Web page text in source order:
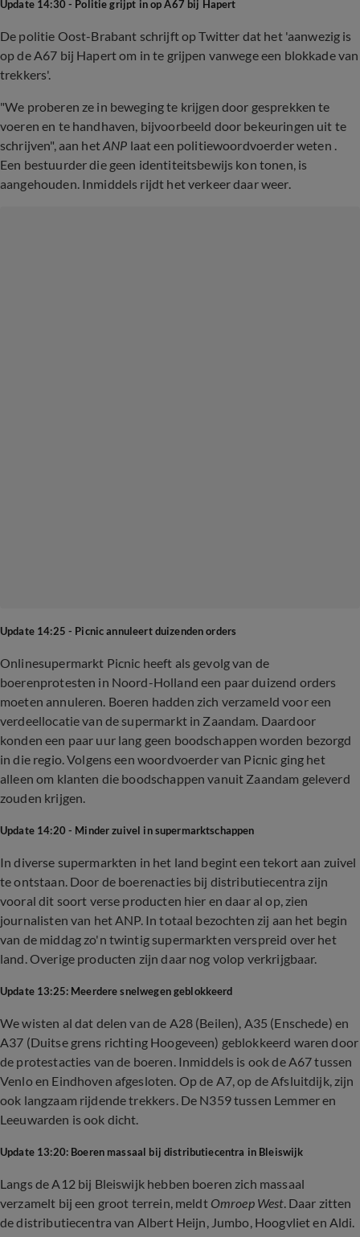
Update 14:30 - Politie grijpt in op A67 bij Hapert
De politie Oost-Brabant schrijft op Twitter dat het 'aanwezig is
op de A67 bij Hapert om in te grijpen vanwege een blokkade van
trekkers'.
"We proberen ze in beweging te krijgen door gesprekken te
voeren en te handhaven, bijvoorbeeld door bekeuringen uit te
schrijven", aan hetANP laat een politiewoordvoerder weten .
Een bestuurder die geen identiteitsbewijs kon tonen, is
aangehouden. Inmiddels rijdt het verkeer daar weer.
Update 14:25 - Picnic annuleert duizenden orders
Onlinesupermarkt Picnic heeft als gevolg van de
boerenprotesten in Noord-Holland een paar duizend orders
moeten annuleren. Boeren hadden zich verzameld voor een
verdeellocatie van de supermarkt in Zaandam. Daardoor
konden een paar uur lang geen boodschappen worden bezorgd
in die regio. Volgens een woordvoerder van Picnic ging het
alleen om klanten die boodschappen vanuit Zaandam geleverd
zouden krijgen.
Update 14:20 - Minder zuivel in supermarktschappen
In diverse supermarkten in het land begint een tekort aan zuivel
te ontstaan. Door de boerenacties bij distributiecentra zijn
vooral dit soort verse producten hier en daar al op, zien
journalisten van het ANP. In totaal bezochten zij aan het begin
van de middag zo'n twintig supermarkten verspreid over het
land. Overige producten zijn daar nog volop verkrijgbaar.
Update 13:25: Meerdere snelwegen geblokkeerd
We wisten al dat delen van de A28 (Beilen), A35 (Enschede) en
A37 (Duitse grens richting Hoogeveen) geblokkeerd waren door
de protestacties van de boeren. Inmiddels is ook de A67 tussen
Venlo en Eindhoven afgesloten. Op de A7, op de Afsluitdijk, zijn
ook langzaam rijdende trekkers. De N359 tussen Lemmer en
Leeuwarden is ook dicht.
Update 13:20: Boeren massaal bij distributiecentra in Bleiswijk
Langs de A12 bij Bleiswijk hebben boeren zich massaal
verzamelt bij een groot terrein, meldt Omroep West. Daar zitten
de distributiecentra van Albert Heijn, Jumbo, Hoogvliet en Aldi.